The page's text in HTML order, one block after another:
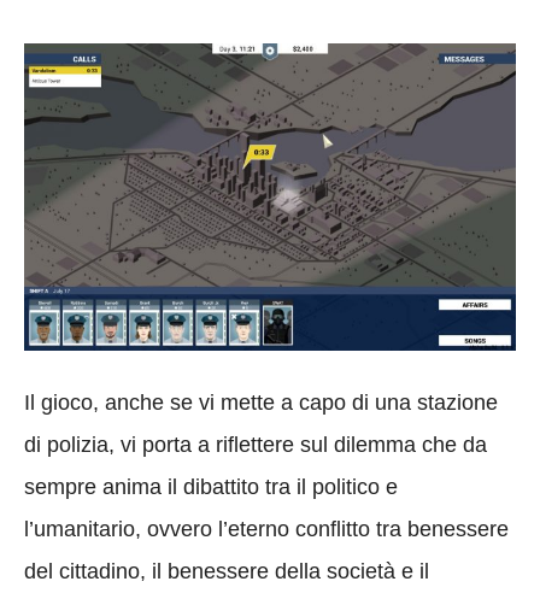
Il gioco, anche se vi mette a capo di una stazione
di polizia, vi porta a riflettere sul dilemma che da
sempre anima il dibattito tra il politico e
l’umanitario, ovvero l’eterno conflitto tra benessere
del cittadino, il benessere della società e il